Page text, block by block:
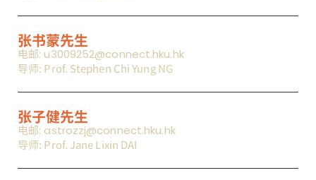
张书蒙先生
电邮: u3009252@connect.hku.hk
导师: Prof. Stephen Chi Yung NG
张子健先生
电邮: astrozzj@connect.hku.hk
导师: Prof. Jane Lixin DAI